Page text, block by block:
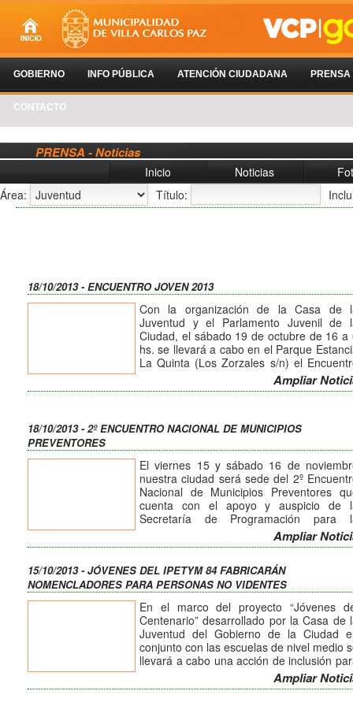
GOBIERNO INFO PÚBLICA ATENCIÓN CIUDADANA PRENSA
CONTACTO
PRENSA - Noticias
Inicio Noticias
Área:
Título:
18/10/2013 - ENCUENTRO JOVEN 2013
Con la organización de la Casa de
Juventud y el Parlamento Juvenil de
Ciudad, el sábado 19 de octubre de 16 a
hs. se llevará a cabo en el Parque
La Quinta (Los Zorzales s/n) el
Un encuentro entre jóvenes de las
gente nueva, debatir, proyectar, soñar
comunidad.
Ampliar
18/10/2013 - 2º ENCUENTRO NACIONAL DE MUNICIPIOS
PREVENTORES
El viernes 15 y sábado 16 de
nuestra ciudad será sede del 2º
Nacional de Municipios Preventores
cuenta con el apoyo y auspicio de
Secretaría de Programación para
Prevención de la Drogadicción y
contra el Narcotráfico (SEDRONAR).
una mesa especial de Intendentes,
tema central será “Políticas de
en los municipios de Argentina”.
Además, habrá un espacio específico
el intercambio de experiencias entre
equipos donde se están
Proyectos Preventivos Municipales
Programa Prevenir. Mediante talleres
discusión y puesta en común de la
que atraviesa cada uno, todos
Ampliar
15/10/2013 - JÓVENES DEL IPETYM 84 FABRICARÁN
NOMENCLADORES PARA PERSONAS NO VIDENTES
En el marco del proyecto “Jóvenes
Centenario” desarrollado por la Casa de
Juventud del Gobierno de la Ciudad
conjunto con las escuelas de nivel medio
llevará a cabo una acción de inclusión
personas con discapacidad
promovida por el IPETyM Nº 84 del Bº
Ampliar